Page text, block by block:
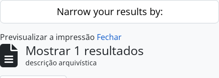
Skip to main contentNarrow your results by:
Previsualizar a impressão Fechar
Mostrar 1 resultados
descrição arquivística